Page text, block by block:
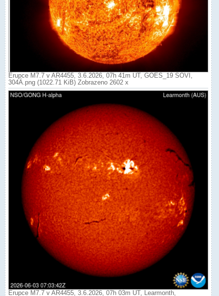
Erupce M7.7 v AR4455, 3.6.2026, 07h 41m UT, GOES_19 SOVI,
304Ä.png (1022.71 KiB) Zobrazeno 2602 x
Erupce M7.7 v AR4455, 3.6.2026, 07h 03m UT, Learmonth,